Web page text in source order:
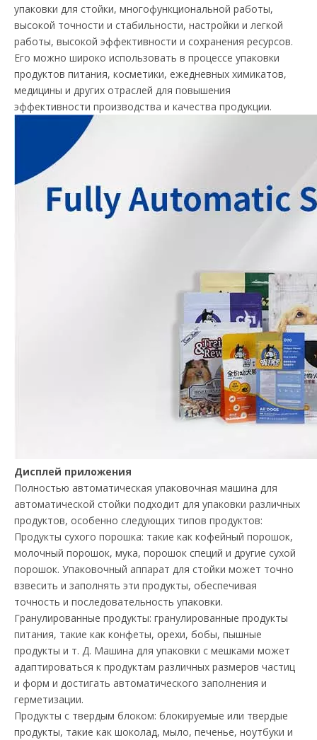
упаковки для стойки, многофункциональной работы,
высокой точности и стабильности, настройки и легкой
работы, высокой эффективности и сохранения ресурсов.
Его можно широко использовать в процессе упаковки
продуктов питания, косметики, ежедневных химикатов,
медицины и других отраслей для повышения
эффективности производства и качества продукции.
Дисплей приложения
Полностью автоматическая упаковочная машина для
автоматической стойки подходит для упаковки различных
продуктов, особенно следующих типов продуктов:
Продукты сухого порошка: такие как кофейный порошок,
молочный порошок, мука, порошок специй и другие сухой
порошок. Упаковочный аппарат для стойки может точно
взвесить и заполнять эти продукты, обеспечивая
точность и последовательность упаковки.
Гранулированные продукты: гранулированные продукты
питания, такие как конфеты, орехи, бобы, пышные
продукты и т. Д. Машина для упаковки с мешками может
адаптироваться к продуктам различных размеров частиц
и форм и достигать автоматического заполнения и
герметизации.
Продукты с твердым блоком: блокируемые или твердые
продукты, такие как шоколад, мыло, печенье, ноутбуки и